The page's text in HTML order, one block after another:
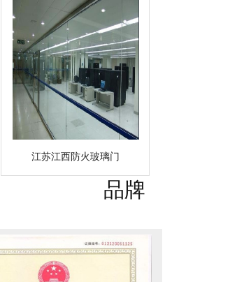
江苏江西防火玻璃门
品牌